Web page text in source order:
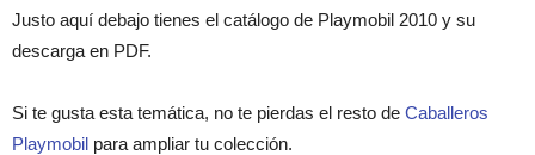
Justo aquí debajo tienes el catálogo de Playmobil 2010 y su
descarga en PDF.
Si te gusta esta temática, no te pierdas el resto de Caballeros
Playmobil para ampliar tu colección.